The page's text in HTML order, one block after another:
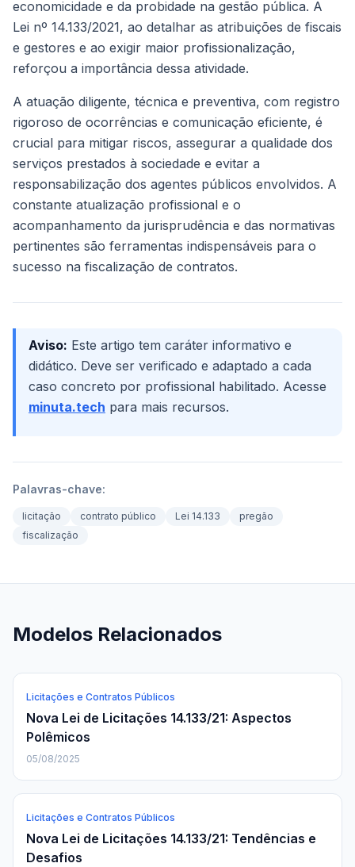
economicidade e da probidade na gestão pública. A
Lei nº 14.133/2021, ao detalhar as atribuições de fiscais
e gestores e ao exigir maior profissionalização,
reforçou a importância dessa atividade.
A atuação diligente, técnica e preventiva, com registro
rigoroso de ocorrências e comunicação eficiente, é
crucial para mitigar riscos, assegurar a qualidade dos
serviços prestados à sociedade e evitar a
responsabilização dos agentes públicos envolvidos. A
constante atualização profissional e o
acompanhamento da jurisprudência e das normativas
pertinentes são ferramentas indispensáveis para o
sucesso na fiscalização de contratos.
Aviso: Este artigo tem caráter informativo e
didático. Deve ser verificado e adaptado a cada
caso concreto por profissional habilitado. Acesse
minuta.tech para mais recursos.
Palavras-chave:
licitação contrato público Lei 14.133
pregão
fiscalização
Modelos Relacionados
Licitações e Contratos Públicos
Nova Lei de Licitações 14.133/21: Aspectos
Polêmicos
05/08/2025
Licitações e Contratos Públicos
Nova Lei de Licitações 14.133/21: Tendências e
Desafios